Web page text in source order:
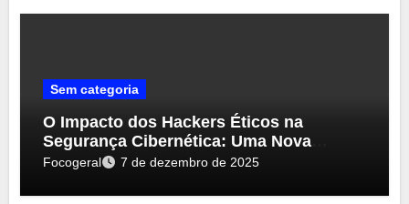
Sem categoria
O Impacto dos Hackers Éticos na
Segurança Cibernética: Uma Nova
Perspectiva
Focogeral 7 de dezembro de 2025